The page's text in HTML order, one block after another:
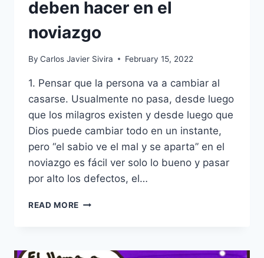
deben hacer en el
noviazgo
By Carlos Javier Sivira February 15, 2022
1. Pensar que la persona va a cambiar al
casarse. Usualmente no pasa, desde luego
que los milagros existen y desde luego que
Dios puede cambiar todo en un instante,
pero “el sabio ve el mal y se aparta” en el
noviazgo es fácil ver solo lo bueno y pasar
por alto los defectos, el…
READ MORE